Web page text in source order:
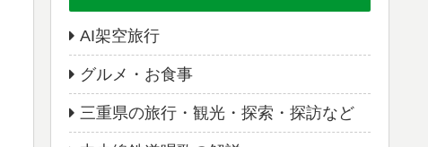
AI架空旅行
グルメ・お食事
三重県の旅行・観光・探索・探訪など